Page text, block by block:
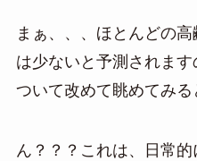
まぁ、、、ほとんどの
は少ないと予測されま
ついて改めて眺めてみる
ん？？？これは、日常